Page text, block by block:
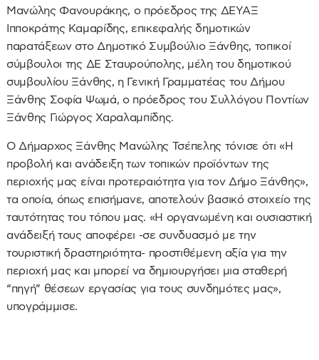
Μανώλης Φανουράκης, ο πρόεδρος της ΔΕΥΑΞ
Ιπποκράτης Καμαρίδης, επικεφαλής δημοτικών
παρατάξεων στο Δημοτικό Συμβούλιο Ξάνθης, τοπικοί
σύμβουλοι της ΔΕ Σταυρούπολης, μέλη του δημοτικού
συμβουλίου Ξάνθης, η Γενική Γραμματέας του Δήμου
Ξάνθης Σοφία Ψωμά, ο πρόεδρος του Συλλόγου Ποντίων
Ξάνθης Γιώργος Χαραλαμπίδης.
Ο Δήμαρχος Ξάνθης Μανώλης Τσέπελης τόνισε ότι «Η
προβολή και ανάδειξη των τοπικών προϊόντων της
περιοχής μας είναι προτεραιότητα για τον Δήμο Ξάνθης»,
τα οποία, όπως επισήμανε, αποτελούν βασικό στοιχείο της
ταυτότητας του τόπου μας. «Η οργανωμένη και ουσιαστική
ανάδειξή τους αποφέρει -σε συνδυασμό με την
τουριστική δραστηριότητα- προστιθέμενη αξία για την
περιοχή μας και μπορεί να δημιουργήσει μια σταθερή
“πηγή” θέσεων εργασίας για τους συνδημότες μας»,
υπογράμμισε.